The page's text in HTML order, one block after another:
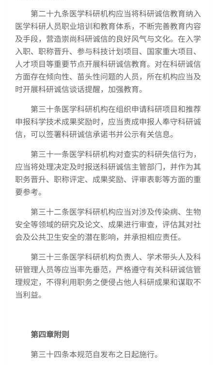
第二十九条医学科研机构应当将科研诚信教育纳入
医学科研人员职业培训和教育体系，不断完善教育内容
及手段，营造崇尚科研诚信的良好风气与文化。在入学
入职、职称晋升、参与科技计划项目、国家重大项目、
人才项目等重要节点开展科研诚信教育。对在科研诚信
方面存在倾向性、苗头性问题的人员，所在机构应当及
时开展科研诚信谈话提醒，加强教育。
第三十条医学科研机构在组织申请科研项目和推荐
申报科学技术成果奖励时，应当责成申报人奉守科研诚
信，可以签署科研诚信承诺书并公示有关信息。
第三十一条医学科研机构对查实的科研失信行为，
应当将处理决定及时报送科研诚信主管部门，并作为其
职务晋升、职称评定、成果奖励、评审表彰等方面的重
要参考。
第三十二条医学科研机构应当对涉及传染病、生物
安全等领域的研究及论文、成果进行审查，评估其对社
会及公共卫生安全的潜在影响，并承担相应责任。
第三十三条医学科研机构负责人、学术带头人及科
研管理人员等应当率先垂范，严格遵守有关科研诚信管
理规定，不得利用职务之便侵占他人科研成果和谋取不
当利益。
第四章附则
第三十四条本规范自发布之日起施行。